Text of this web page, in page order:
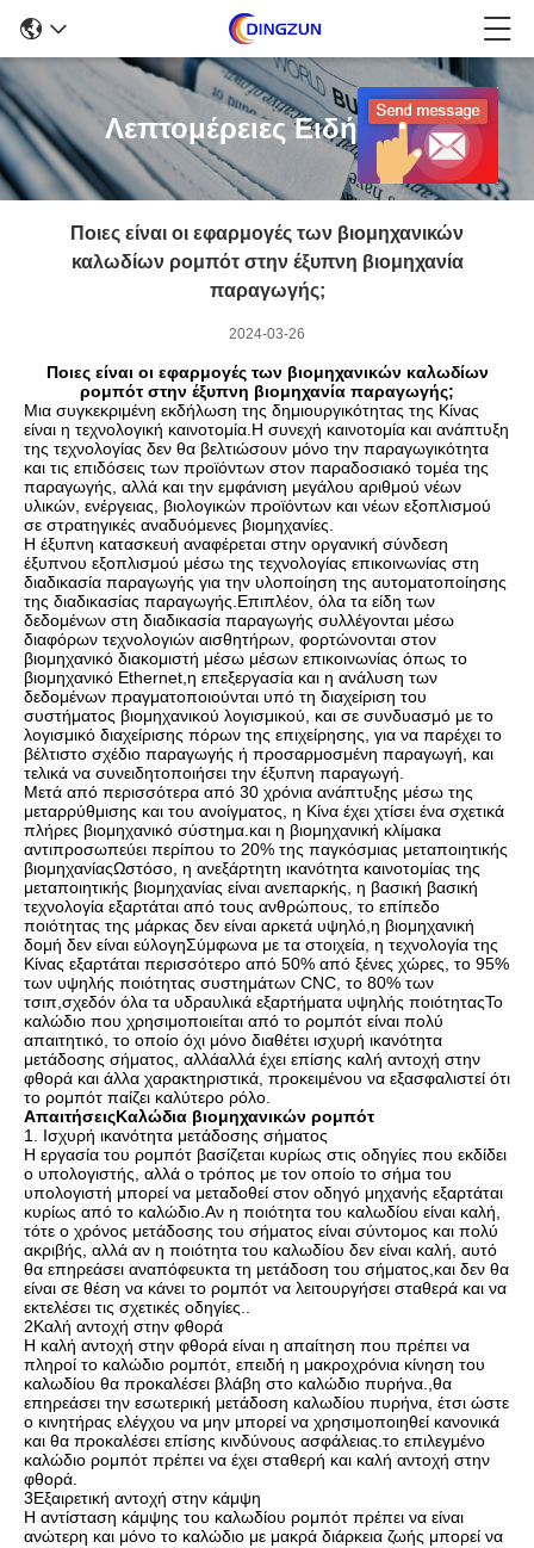
Λεπτομέρειες Ειδήσεων
Ποιες είναι οι εφαρμογές των βιομηχανικών
καλωδίων ρομπότ στην έξυπνη βιομηχανία
παραγωγής;
2024-03-26
Ποιες είναι οι εφαρμογές των βιομηχανικών καλωδίων
ρομπότ στην έξυπνη βιομηχανία παραγωγής;
Μια συγκεκριμένη εκδήλωση της δημιουργικότητας της Κίνας
είναι η τεχνολογική καινοτομία.Η συνεχή καινοτομία και ανάπτυξη
της τεχνολογίας δεν θα βελτιώσουν μόνο την παραγωγικότητα
και τις επιδόσεις των προϊόντων στον παραδοσιακό τομέα της
παραγωγής, αλλά και την εμφάνιση μεγάλου αριθμού νέων
υλικών, ενέργειας, βιολογικών προϊόντων και νέων εξοπλισμού
σε στρατηγικές αναδυόμενες βιομηχανίες.
Η έξυπνη κατασκευή αναφέρεται στην οργανική σύνδεση
έξυπνου εξοπλισμού μέσω της τεχνολογίας επικοινωνίας στη
διαδικασία παραγωγής για την υλοποίηση της αυτοματοποίησης
της διαδικασίας παραγωγής.Επιπλέον, όλα τα είδη των
δεδομένων στη διαδικασία παραγωγής συλλέγονται μέσω
διαφόρων τεχνολογιών αισθητήρων, φορτώνονται στον
βιομηχανικό διακομιστή μέσω μέσων επικοινωνίας όπως το
βιομηχανικό Ethernet,η επεξεργασία και η ανάλυση των
δεδομένων πραγματοποιούνται υπό τη διαχείριση του
συστήματος βιομηχανικού λογισμικού, και σε συνδυασμό με το
λογισμικό διαχείρισης πόρων της επιχείρησης, για να παρέχει το
βέλτιστο σχέδιο παραγωγής ή προσαρμοσμένη παραγωγή, και
τελικά να συνειδητοποιήσει την έξυπνη παραγωγή.
Μετά από περισσότερα από 30 χρόνια ανάπτυξης μέσω της
μεταρρύθμισης και του ανοίγματος, η Κίνα έχει χτίσει ένα σχετικά
πλήρες βιομηχανικό σύστημα.και η βιομηχανική κλίμακα
αντιπροσωπεύει περίπου το 20% της παγκόσμιας μεταποιητικής
βιομηχανίαςΩστόσο, η ανεξάρτητη ικανότητα καινοτομίας της
μεταποιητικής βιομηχανίας είναι ανεπαρκής, η βασική βασική
τεχνολογία εξαρτάται από τους ανθρώπους, το επίπεδο
ποιότητας της μάρκας δεν είναι αρκετά υψηλό,η βιομηχανική
δομή δεν είναι εύλογηΣύμφωνα με τα στοιχεία, η τεχνολογία της
Κίνας εξαρτάται περισσότερο από 50% από ξένες χώρες, το 95%
των υψηλής ποιότητας συστημάτων CNC, το 80% των
τσιπ,σχεδόν όλα τα υδραυλικά εξαρτήματα υψηλής ποιότηταςΤο
καλώδιο που χρησιμοποιείται από το ρομπότ είναι πολύ
απαιτητικό, το οποίο όχι μόνο διαθέτει ισχυρή ικανότητα
μετάδοσης σήματος, αλλάαλλά έχει επίσης καλή αντοχή στην
φθορά και άλλα χαρακτηριστικά, προκειμένου να εξασφαλιστεί ότι
το ρομπότ παίζει καλύτερο ρόλο.
ΑπαιτήσειςΚαλώδια βιομηχανικών ρομπότ
1. Ισχυρή ικανότητα μετάδοσης σήματος
Η εργασία του ρομπότ βασίζεται κυρίως στις οδηγίες που εκδίδει
ο υπολογιστής, αλλά ο τρόπος με τον οποίο το σήμα του
υπολογιστή μπορεί να μεταδοθεί στον οδηγό μηχανής εξαρτάται
κυρίως από το καλώδιο.Αν η ποιότητα του καλωδίου είναι καλή,
τότε ο χρόνος μετάδοσης του σήματος είναι σύντομος και πολύ
ακριβής, αλλά αν η ποιότητα του καλωδίου δεν είναι καλή, αυτό
θα επηρεάσει αναπόφευκτα τη μετάδοση του σήματος,και δεν θα
είναι σε θέση να κάνει το ρομπότ να λειτουργήσει σταθερά και να
εκτελέσει τις σχετικές οδηγίες..
2Καλή αντοχή στην φθορά
Η καλή αντοχή στην φθορά είναι η απαίτηση που πρέπει να
πληροί το καλώδιο ρομπότ, επειδή η μακροχρόνια κίνηση του
καλωδίου θα προκαλέσει βλάβη στο καλώδιο πυρήνα.,θα
επηρεάσει την εσωτερική μετάδοση καλωδίου πυρήνα, έτσι ώστε
ο κινητήρας ελέγχου να μην μπορεί να χρησιμοποιηθεί κανονικά
και θα προκαλέσει επίσης κινδύνους ασφάλειας.το επιλεγμένο
καλώδιο ρομπότ πρέπει να έχει σταθερή και καλή αντοχή στην
φθορά.
3Εξαιρετική αντοχή στην κάμψη
Η αντίσταση κάμψης του καλωδίου ρομπότ πρέπει να είναι
ανώτερη και μόνο το καλώδιο με μακρά διάρκεια ζωής μπορεί να